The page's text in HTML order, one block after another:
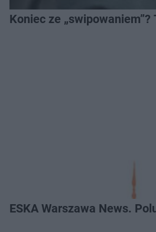
Koniec ze
ESKA Warszawa News.